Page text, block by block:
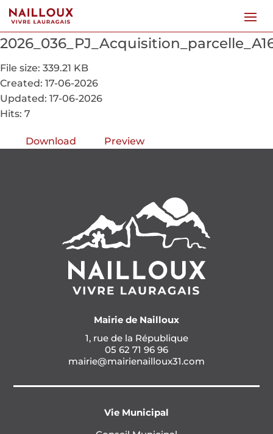
File size: 339.21 KB
Created: 17-06-2026
Updated: 17-06-2026
Hits: 7
Download Preview
Mairie de Nailloux
1, rue de la République
05 62 71 96 96
mairie@mairienailloux31.com
Vie Municipal